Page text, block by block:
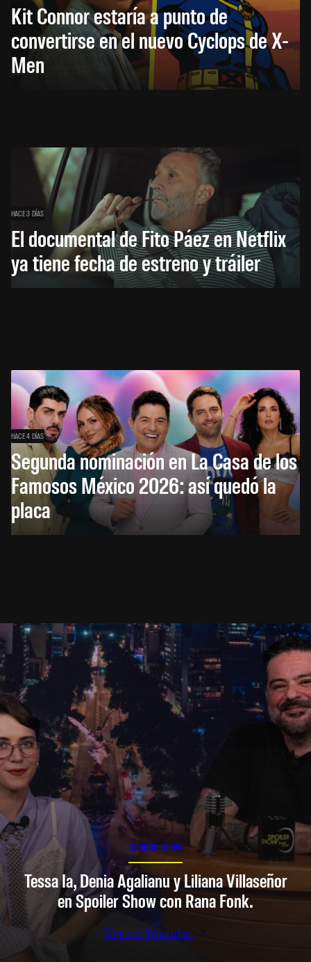
Kit Connor estaría a punto de
convertirse en el nuevo Cyclops de X-
Men
HACE 3 DÍAS
El documental de Fito Páez en Netflix
ya tiene fecha de estreno y tráiler
HACE 4 DÍAS
Segunda nominación en La Casa de los
Famosos México 2026: así quedó la
placa
SPOILER SHOW
Tessa Ia, Denia Agalianu y Liliana Villaseñor
en Spoiler Show con Rana Fonk.
Ver en Youtube